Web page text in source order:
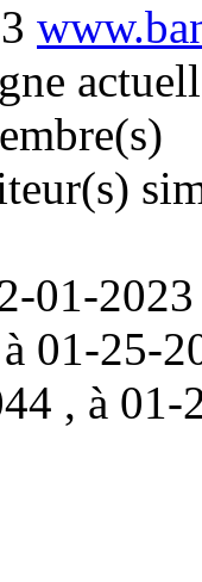
01-
01-25-
, à